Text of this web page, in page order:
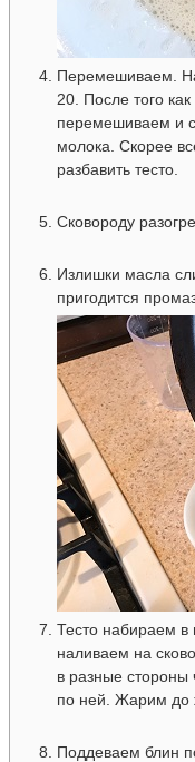
Перемешиваем.
20. После того
перемешиваем и
молока. Скорее
разбавить тесто.
Сковороду
Излишки масла
пригодится
Тесто набираем в
наливаем на
в разные стороны
по ней. Жарим до
Поддеваем блин